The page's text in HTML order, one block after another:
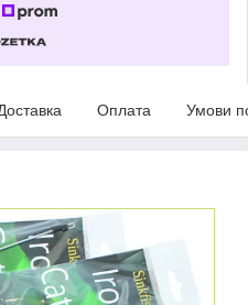
Оплата Умови